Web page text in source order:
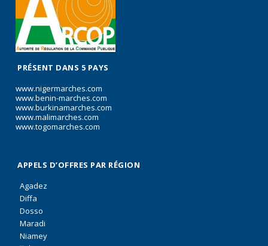
PRÉSENT DANS 5 PAYS
www.nigermarches.com
www.benin-marches.com
www.burkinamarches.com
www.malimarches.com
www.togomarches.com
APPELS D’OFFRES PAR RÉGION
Agadez
Diffa
Dosso
Maradi
Niamey